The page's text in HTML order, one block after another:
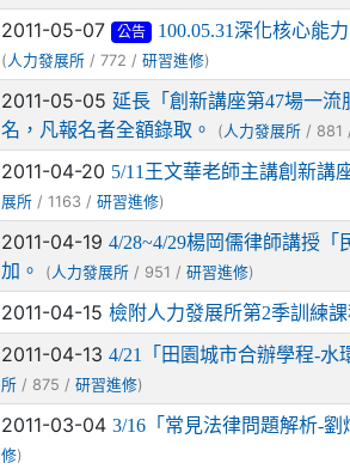
2011-05-07 公告 100.05.31深化核心能
( 人力發展所 / 772 /研習進修)
2011-05-05延長「創新講座第47場一
名，凡報名者全額錄取。
( 人力發展所 /
2011-04-20 5/11王文華老師主講創新講
展所 / 1163 /研習進修)
2011-04-194/28~4/29楊岡儒律師講授
加。
( 人力發展所 / 951 /研習進修)
2011-04-15檢附人力發展所第2季訓練
2011-04-134/21「田園城市合辦學程-水
所 / 875 /研習進修)
2011-03-043/16「常見法律問題解析-
修)